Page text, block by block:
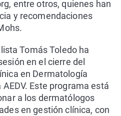
entre otros, quienes han
y recomendaciones
Tomás Toledo ha
en el cierre del
en Dermatología
Este programa está
a los dermatólogos
en gestión clínica, con